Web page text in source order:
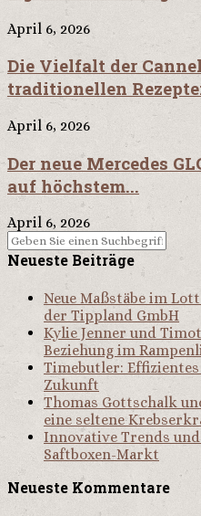
April 6, 2026
Die Vielfalt der
traditionellen
April 6, 2026
Der neue Mercedes
auf höchstem...
April 6, 2026
Neueste Beiträge
Neue Maßstäbe im
der Tippland GmbH
Kylie Jenner und
Beziehung im
Timebutler:
Zukunft
Thomas Gottschalk
eine seltene
Innovative Trends
Saftboxen-Markt
Neueste Kommentare